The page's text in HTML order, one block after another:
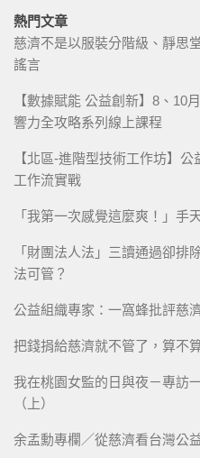
熱門文章
慈濟不是以服裝分階級、靜思
謠言
【數據賦能 公益創新】8、10
響力全攻略系列線上課程
【北區-進階型技術工作坊】
工作流實戰
「我第一次感覺這麼爽！」手
「財團法人法」三讀通過卻排
法可管？
公益組織專家：一窩蜂批評慈
把錢捐給慈濟就不管了，算不
我在桃園女監的日與夜－專訪
（上）
余孟勳專欄／從慈濟看台灣公